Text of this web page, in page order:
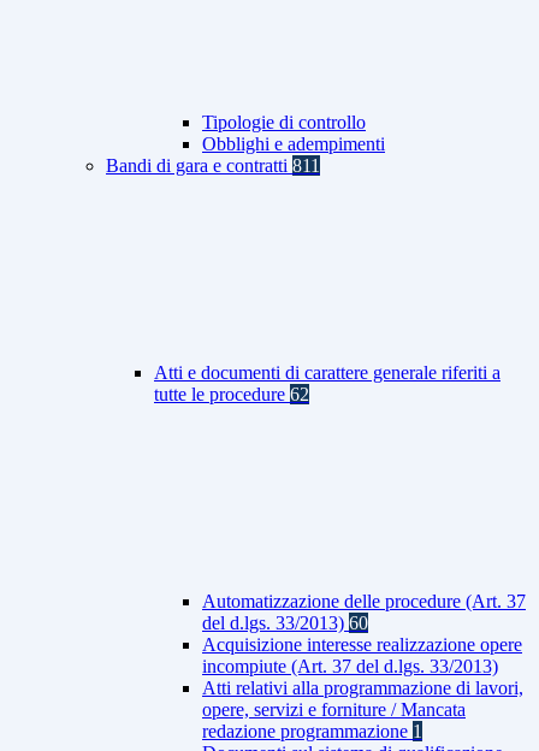
Tipologie di controllo
Obblighi e adempimenti
Bandi di gara e contratti 811
Atti e documenti di carattere generale riferiti a
tutte le procedure 62
Automatizzazione delle procedure (Art. 37
del d.lgs. 33/2013) 60
Acquisizione interesse realizzazione opere
incompiute (Art. 37 del d.lgs. 33/2013)
Atti relativi alla programmazione di lavori,
opere, servizi e forniture / Mancata
redazione programmazione 1